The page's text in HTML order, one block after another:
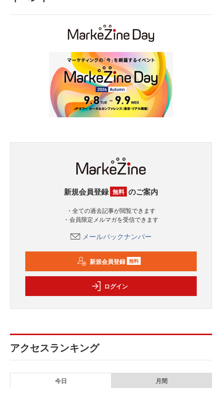
新規会員登録 無料 のご案内
・全ての過去記事が閲覧できます
・会員限定メルマガを受信できます
メールバックナンバー
新規会員登録 無料
ログイン
アクセスランキング
今日 月間